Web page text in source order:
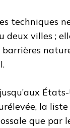
techniques
deux villes ;
barrières
la
que par